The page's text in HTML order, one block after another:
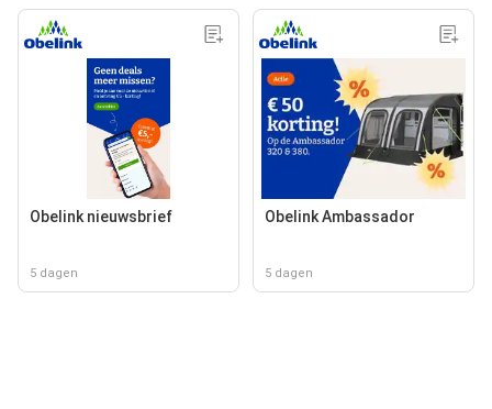
Obelink nieuwsbrief
5 dagen
Obelink Ambassador
5 dagen